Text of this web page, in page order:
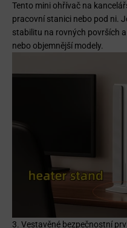
Tento mini ohřívač na
pracovní stanici nebo pod ni.
stabilitu na rovných površích
nebo objemnější modely.
3. Vestavěné bezpečnostní